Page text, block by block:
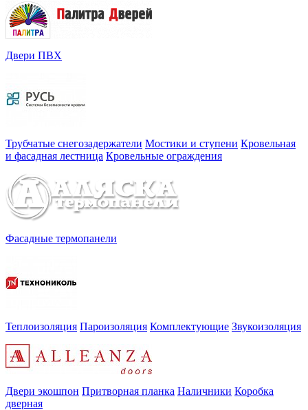
Двери ПВХ
Трубчатые снегозадержатели Мостики и ступени Кровельная
и фасадная лестница Кровельные ограждения
Фасадные термопанели
Теплоизоляция Пароизоляция Комплектующие Звукоизоляция
Двери экошпон Притворная планка Наличники Коробка
дверная